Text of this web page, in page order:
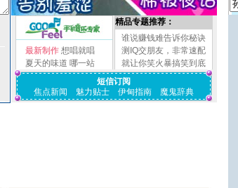
最新制作 想唱就唱
夏天的味道 哪一站
精品专题推荐：
谁说赚钱难告诉你秘诀
测IQ交朋友，非常速配
就让你笑火暴搞笑到底
短信订阅
焦点新闻
魅力贴士 伊甸指南 魔鬼辞典